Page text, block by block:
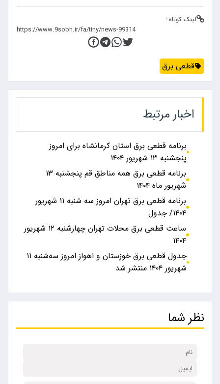
لینک کوتاه :
قطعی برق
اخبار مرتبط
برنامه قطعی برق استان کرمانشاه برای امروز
پنجشنبه ۱۳ شهریور ۱۴۰۴
برنامه قطعی برق همه مناطق قم پنجشنبه ۱۳
شهریور ماه ۱۴۰۴
برنامه قطعی برق تهران امروز سه شنبه ۱۱ شهریور
۱۴۰۴/ جدول
ساعت قطعی برق محلات تهران چهارشنبه ۱۲ شهریور
۱۴۰۴
جدول قطعی برق خوزستان و اهواز امروز سه‌شنبه ۱۱
شهریور ۱۴۰۴ منتشر شد
نظر شما